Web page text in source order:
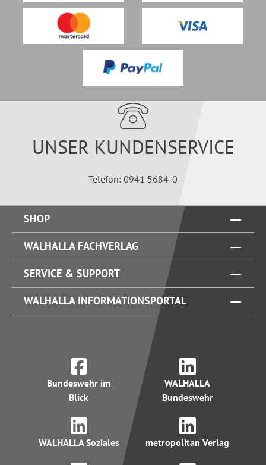
UNSER KUNDENSERVICE
Telefon: 0941 5684-0
SHOP
WALHALLA FACHVERLAG
SERVICE & SUPPORT
WALHALLA INFORMATIONSPORTAL
Bundeswehr im
Blick
WALHALLA
Bundeswehr
WALHALLA Soziales metropolitan Verlag